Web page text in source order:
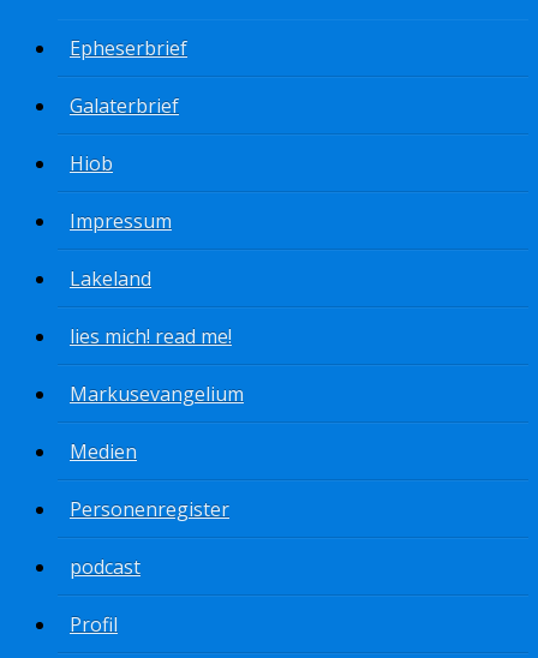
Epheserbrief
Galaterbrief
Hiob
Impressum
Lakeland
lies mich! read me!
Markusevangelium
Medien
Personenregister
podcast
Profil